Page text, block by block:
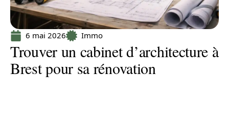
6 mai 2026 Immo
Trouver un cabinet d’architecture à
Brest pour sa rénovation